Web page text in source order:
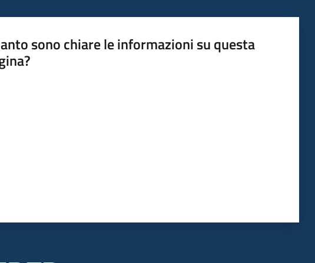
sono chiare le informazioni su questa